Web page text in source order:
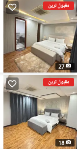
مقبول ترین
27
مقبول ترین
18